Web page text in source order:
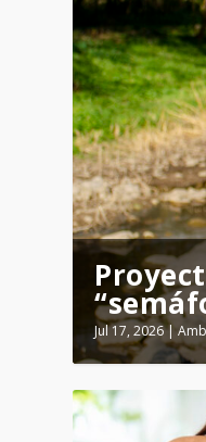
Jul 31, 2026|
Jul 17, 2026|